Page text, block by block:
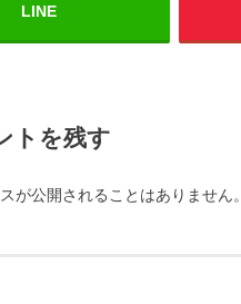
LINE
トを残す
が公開されることはありません。